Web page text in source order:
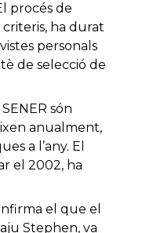
procés de
ha durat
personals
de selecció de
són
anualment,
a l’any. El
el 2002, ha
el que el
Stephen, va